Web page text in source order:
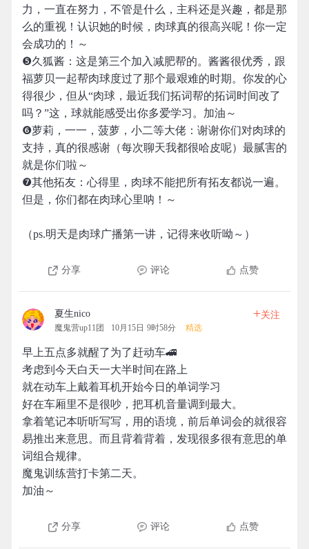
力，一直在努力，不管是什么，主科还是兴趣，都是那
么的重视！认识她的时候，肉球真的很高兴呢！你一定
会成功的！～
❺久狐酱：这是第三个加入减肥帮的。酱酱很优秀，跟
福萝贝一起帮肉球度过了那个最艰难的时期。你发的心
得很少，但从“肉球，最近我们拓词帮的拓词时间改了
吗？”这，球就能感受出你多爱学习。加油～
❻萝莉，一一，菠萝，小二等大佬：谢谢你们对肉球的
支持，真的很感谢（每次聊天我都很哈皮呢）最腻害的
就是你们啦～
❼其他拓友：心得里，肉球不能把所有拓友都说一遍。
但是，你们都在肉球心里呐！～
（ps.明天是肉球广播第一讲，记得来收听呦～）
分享 评论 点赞
夏生nico
魔鬼营up11团 10月15日 9时58分 精选
+关注
早上五点多就醒了为了赶动车🚄
考虑到今天白天一大半时间在路上
就在动车上戴着耳机开始今日的单词学习
好在车厢里不是很吵，把耳机音量调到最大。
拿着笔记本听听写写，用的语境，前后单词会的就很容
易推出来意思。而且背着背着，发现很多很有意思的单
词组合规律。
魔鬼训练营打卡第二天。
加油～
分享 评论 点赞